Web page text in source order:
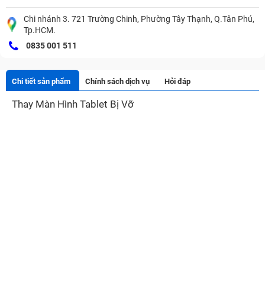
Chi nhánh 3. 721 Trường Chinh, Phường Tây Thạnh, Q.Tân Phú,
Tp.HCM.
0835 001 511
Chi tiết sản phẩm Chính sách dịch vụ Hỏi đáp
Thay Màn Hình Tablet Bị Vỡ